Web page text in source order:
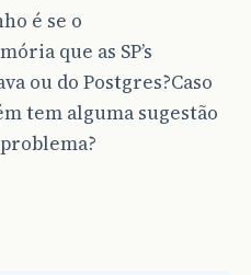
é se o
que as SP’s
ou do Postgres?Caso
tem alguma sugestão